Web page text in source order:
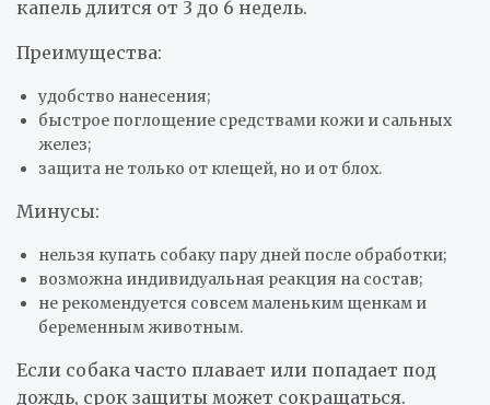
капель длится от 3 до 6 недель.
Преимущества:
удобство нанесения;
быстрое поглощение средствами кожи и сальных
желез;
защита не только от клещей, но и от блох.
Минусы:
нельзя купать собаку пару дней после обработки;
возможна индивидуальная реакция на состав;
не рекомендуется совсем маленьким щенкам и
беременным животным.
Если собака часто плавает или попадает под
дождь, срок защиты может сокращаться.